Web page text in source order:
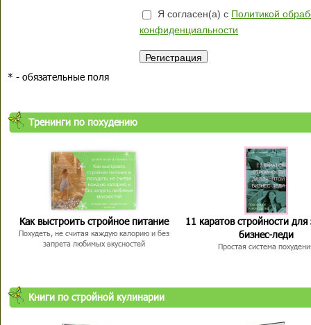
Я согласен(а) с Политикой
конфиденциальности
* - обязательные поля
Тренинги по похудению
Как выстроить стройное питание
Похудеть, не считая каждую калорию и без
запрета любимых вкусностей
11 каратов стройности для
бизнес-леди
Простая система
Книги по стройной кулинарии